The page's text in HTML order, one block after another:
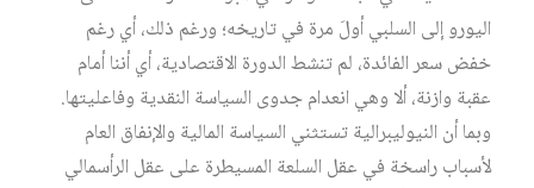
اليورو إلى السلبي أولَ مرة في تاريخه؛ ورغم ذلك، أي رغم
خفض سعر الفائدة، لم تنشط الدورة الاقتصادية، أي أننا أمام
عقبة وازنة، ألا وهي انعدام جدوى السياسة النقدية وفاعليتها.
وبما أن النيوليبرالية تستثني السياسة المالية والإنفاق العام
لأسباب راسخة في عقل السلعة المسيطرة على عقل الرأسمالي